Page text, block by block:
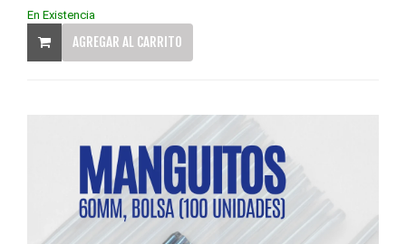
En Existencia
AGREGAR AL CARRITO